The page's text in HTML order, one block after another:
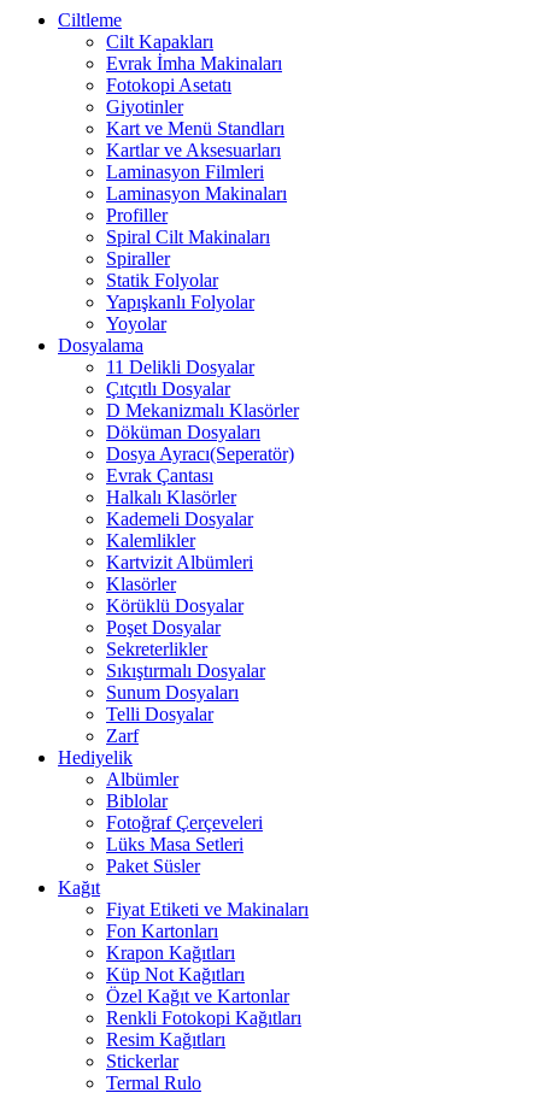
Ciltleme
Cilt Kapakları
Evrak İmha Makinaları
Fotokopi Asetatı
Giyotinler
Kart ve Menü Standları
Kartlar ve Aksesuarları
Laminasyon Filmleri
Laminasyon Makinaları
Profiller
Spiral Cilt Makinaları
Spiraller
Statik Folyolar
Yapışkanlı Folyolar
Yoyolar
Dosyalama
11 Delikli Dosyalar
Çıtçıtlı Dosyalar
D Mekanizmalı Klasörler
Döküman Dosyaları
Dosya Ayracı(Seperatör)
Evrak Çantası
Halkalı Klasörler
Kademeli Dosyalar
Kalemlikler
Kartvizit Albümleri
Klasörler
Körüklü Dosyalar
Poşet Dosyalar
Sekreterlikler
Sıkıştırmalı Dosyalar
Sunum Dosyaları
Telli Dosyalar
Zarf
Hediyelik
Albümler
Biblolar
Fotoğraf Çerçeveleri
Lüks Masa Setleri
Paket Süsler
Kağıt
Fiyat Etiketi ve Makinaları
Fon Kartonları
Krapon Kağıtları
Küp Not Kağıtları
Özel Kağıt ve Kartonlar
Renkli Fotokopi Kağıtları
Resim Kağıtları
Stickerlar
Termal Rulo